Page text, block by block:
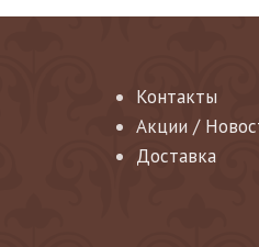
Контакты
Акции /
Доставка